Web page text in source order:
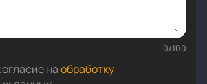
0/100
наобработку